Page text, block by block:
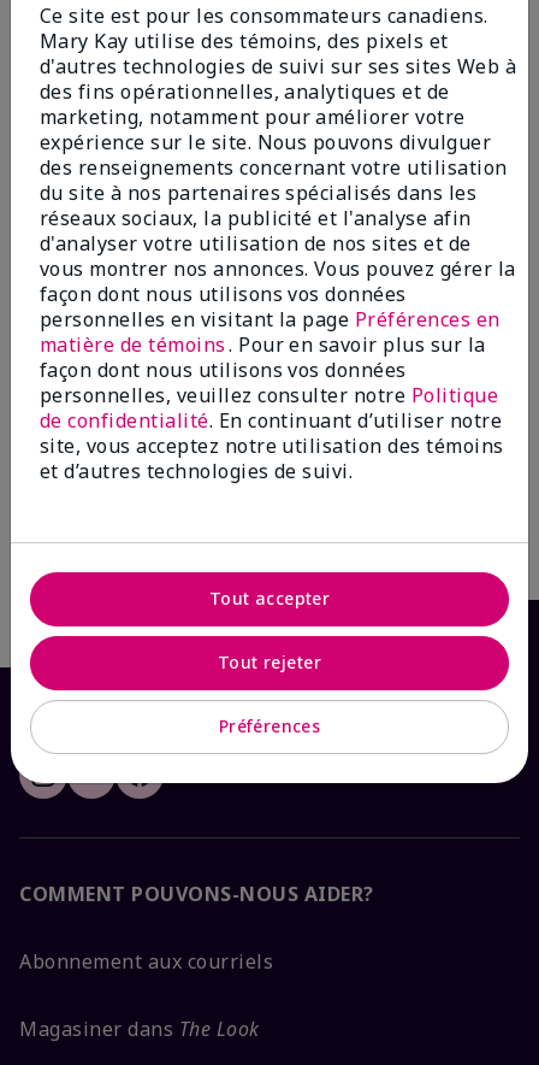
You May Also Like
Tonique équilibrant Mary
Kayᴹᴰ
24,00 $
Démaquillant sans huile
pour les yeux Mary Kayᴹᴰ
26,00 $
Écrire le premier avis
COMMENT POUVONS-NOUS AIDER?
Abonnement aux courriels
Magasiner dans The Look
Ce site est pour les consommateurs canadiens.
Mary Kay utilise des témoins, des pixels et
d'autres technologies de suivi sur ses sites Web à
des fins opérationnelles, analytiques et de
marketing, notamment pour améliorer votre
expérience sur le site. Nous pouvons divulguer
des renseignements concernant votre utilisation
du site à nos partenaires spécialisés dans les
réseaux sociaux, la publicité et l'analyse afin
d'analyser votre utilisation de nos sites et de
vous montrer nos annonces. Vous pouvez gérer la
façon dont nous utilisons vos données
personnelles en visitant la page Préférences en
matière de témoins. Pour en savoir plus sur la
façon dont nous utilisons vos données
personnelles, veuillez consulter notre Politique
de confidentialité. En continuant d’utiliser notre
site, vous acceptez notre utilisation des témoins
et d’autres technologies de suivi.
Préférences
Tout rejeter
Tout accepter